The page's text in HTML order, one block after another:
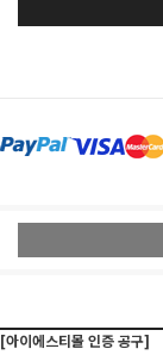
[아이에스티몰 인증 공구]